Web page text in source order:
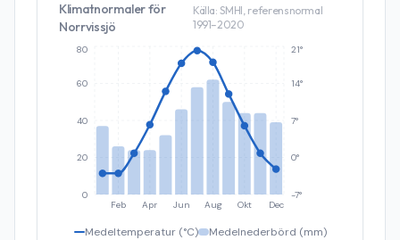
Klimatnormaler för
Norrvissjö
Källa: SMHI, referensnormal
1991–2020
Feb Apr Jun Aug Okt Dec
0
20
40
60
80
-7°
0°
7°
14°
21°
Medeltemperatur (°C) Medelnederbörd (mm)